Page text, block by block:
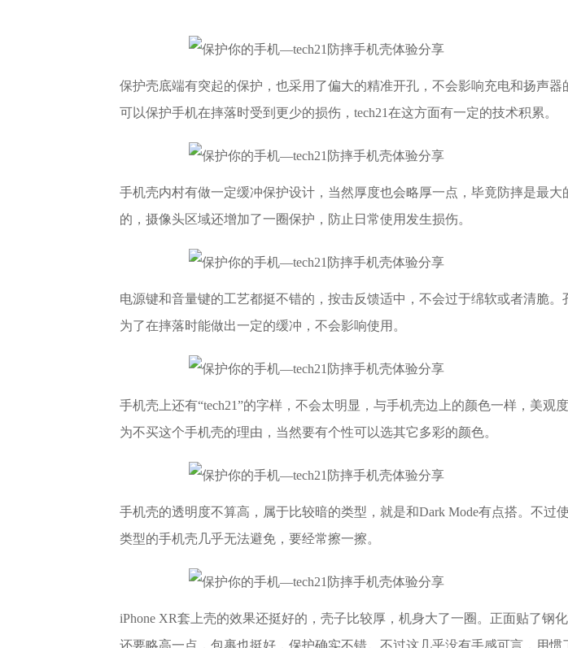
保护壳底端有突起的保护，也采用了偏大的精准开孔，不会影响充电和扬声器
可以保护手机在摔落时受到更少的损伤，tech21在这方面有一定的技术积累。
手机壳内村有做一定缓冲保护设计，当然厚度也会略厚一点，毕竟防摔是最大
的，摄像头区域还增加了一圈保护，防止日常使用发生损伤。
电源键和音量键的工艺都挺不错的，按击反馈适中，不会过于绵软或者清脆。
为了在摔落时能做出一定的缓冲，不会影响使用。
手机壳上还有“tech21”的字样，不会太明显，与手机壳边上的颜色一样，美观
为不买这个手机壳的理由，当然要有个性可以选其它多彩的颜色。
手机壳的透明度不算高，属于比较暗的类型，就是和Dark Mode有点搭。不过
类型的手机壳几乎无法避免，要经常擦一擦。
iPhone XR套上壳的效果还挺好的，壳子比较厚，机身大了一圈。正面贴了钢
还要略高一点，包裹也挺好，保护确实不错。不过这几乎没有手感可言，用惯